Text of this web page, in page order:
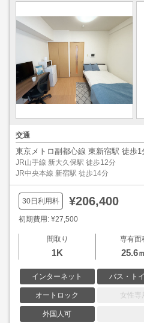
交通
東京メトロ副都心線 東新宿駅 徒歩1
JR山手線 新大久保駅 徒歩12分
JR中央本線 新宿駅 徒歩14分
30日利用料 ¥206,400
初期費用: ¥27,500
間取り
1K
専有面
25.6
インターネット バス・ト
オートロック 女性専
外国人可